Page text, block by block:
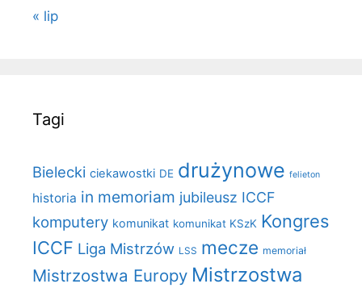
« lip
Tagi
Bielecki ciekawostki DE drużynowe felieton
historia in memoriam jubileusz ICCF
komputery komunikat komunikat KSzK Kongres
ICCF Liga Mistrzów LSS mecze memoriał
Mistrzostwa Europy Mistrzostwa